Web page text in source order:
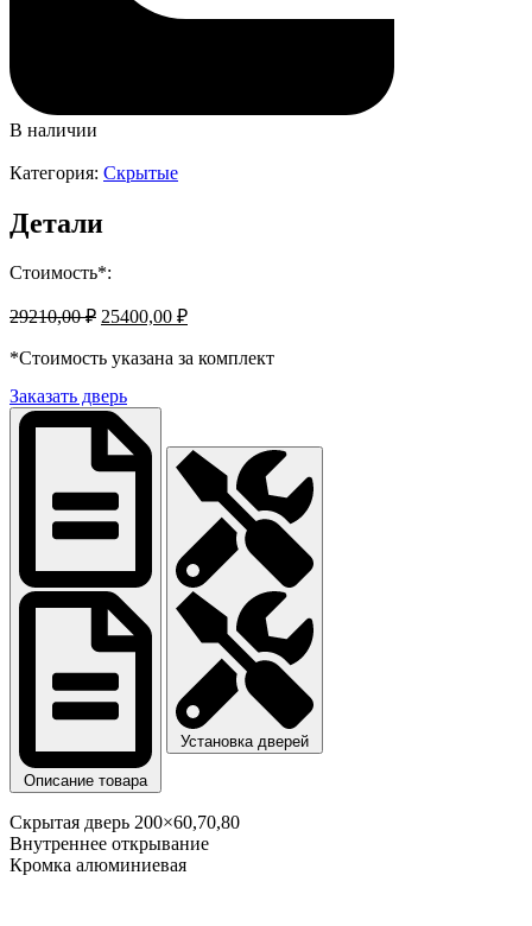
В наличии
Категория: Скрытые
Детали
Стоимость*:
29210,00₽ Первоначальная
составляла
25400,00 ₽Текущая
25400,00 ₽.
*Стоимость указана за комплект
Заказать дверь
Описание товара
Установка дверей
Скрытая дверь 200×60,70,80
Внутреннее открывание
Кромка алюминиевая